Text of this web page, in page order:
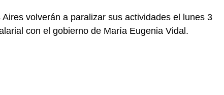
volverán a paralizar sus actividades el lunes 3
con el gobierno de María Eugenia Vidal.